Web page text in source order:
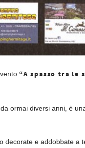
“A spasso tra le
ormai diversi anni, è
decorate e addobbate a